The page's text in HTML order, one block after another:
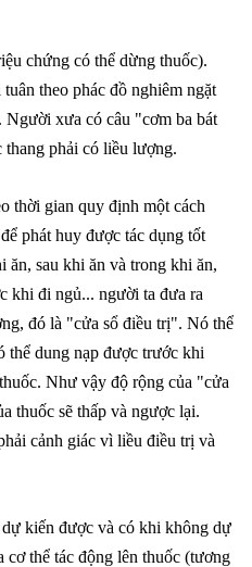
chứng có thể dừng thuốc).
theo phác đồ nghiêm ngặt
xưa có câu "cơm ba bát
thang phải có liều lượng.
thời gian quy định một cách
phát huy được tác dụng tốt
sau khi ăn và trong khi ăn,
khi đi ngủ... người ta đưa ra
đó là "cửa sổ điều trị". Nó thể
thể dung nạp được trước khi
Như vậy độ rộng của "cửa
thuốc sẽ thấp và ngược lại.
cảnh giác vì liều điều trị và
kiến được và có khi không dự
thể tác động lên thuốc (tương